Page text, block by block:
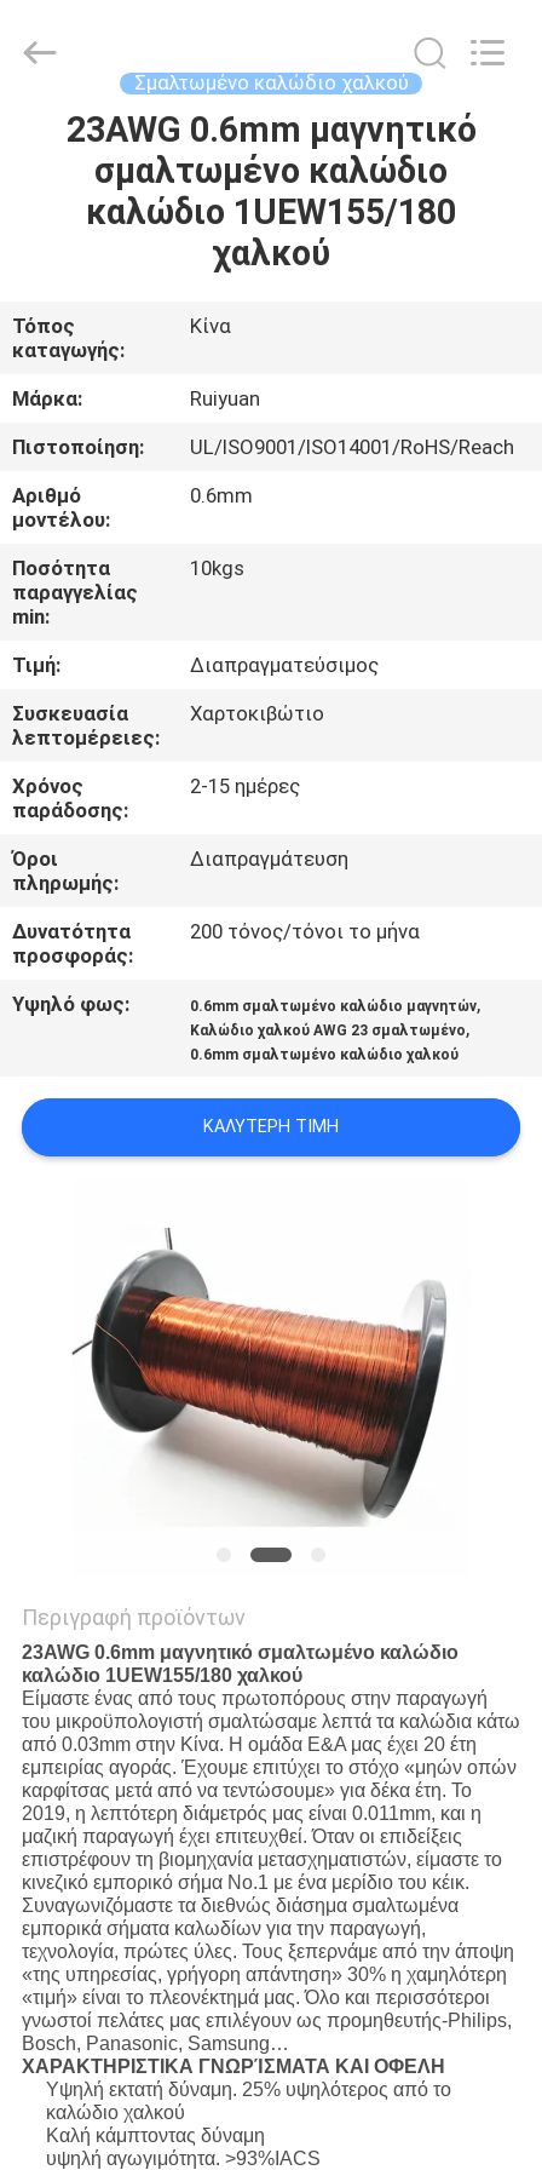
ΣΠΊΤΙ
ΠΡΟΪΌΝΤΑ
ΠΕΡΊΠΟΥ
ΕΜΕΊΣ
ΓΎΡΟΣ
ΕΡΓΟΣΤΑΣΊΩΝ
ΠΟΙΟΤΙΚΌΣ
ΜΑΣ
ΕΛΆΤΕ
ΣΕ
ΕΠΑΦΉ
ΜΕ
ΕΙΔΉΣΕΙΣ
ΑΠΌΣΠΑΣΜΑ
PRIVACY
POLICY
Material
Co,.Ltd.
Σμαλτωμένο καλώδιο χαλκού
23AWG 0.6mm μαγνητικό
σμαλτωμένο καλώδιο
καλώδιο 1UEW155/180
χαλκού
Τόπος
καταγωγής:
Κίνα
Μάρκα:
Ruiyuan
Πιστοποίηση:
UL/ISO9001/ISO14001/RoHS/Reach
Αριθμό
μοντέλου:
0.6mm
Ποσότητα
παραγγελίας
min:
10kgs
Τιμή:
Διαπραγματεύσιμος
Συσκευασία
λεπτομέρειες:
Χαρτοκιβώτιο
Χρόνος
παράδοσης:
2-15 ημέρες
Όροι
πληρωμής:
Διαπραγμάτευση
Δυνατότητα
προσφοράς:
200 τόνος/τόνοι το μήνα
Υψηλό φως: 0.6mm σμαλτωμένο καλώδιο μαγνητών,
Καλώδιο χαλκού AWG 23 σμαλτωμένο,
0.6mm σμαλτωμένο καλώδιο χαλκού
ΚΑΛΎΤΕΡΗ ΤΙΜΉ
Περιγραφή προϊόντων
23AWG 0.6mm μαγνητικό σμαλτωμένο καλώδιο
καλώδιο 1UEW155/180 χαλκού
Είμαστε ένας από τους πρωτοπόρους στην παραγωγή
του μικροϋπολογιστή σμαλτώσαμε λεπτά τα καλώδια κάτω
από 0.03mm στην Κίνα. Η ομάδα Ε&Α μας έχει 20 έτη
εμπειρίας αγοράς. Έχουμε επιτύχει το στόχο «μηών οπών
καρφίτσας μετά από να τεντώσουμε» για δέκα έτη. Το
2019, η λεπτότερη διάμετρός μας είναι 0.011mm, και η
μαζική παραγωγή έχει επιτευχθεί. Όταν οι επιδείξεις
επιστρέφουν τη βιομηχανία μετασχηματιστών, είμαστε το
κινεζικό εμπορικό σήμα No.1 με ένα μερίδιο του κέικ.
Συναγωνιζόμαστε τα διεθνώς διάσημα σμαλτωμένα
εμπορικά σήματα καλωδίων για την παραγωγή,
τεχνολογία, πρώτες ύλες. Τους ξεπερνάμε από την άποψη
«της υπηρεσίας, γρήγορη απάντηση» 30% η χαμηλότερη
«τιμή» είναι το πλεονέκτημά μας. Όλο και περισσότεροι
γνωστοί πελάτες μας επιλέγουν ως προμηθευτής-Philips,
Bosch, Panasonic, Samsung…
ΧΑΡΑΚΤΗΡΙΣΤΙΚΑ ΓΝΩΡΊΣΜΑΤΑ ΚΑΙ ΟΦΕΛΗ
Υψηλή εκτατή δύναμη. 25% υψηλότερος από το
καλώδιο χαλκού
Καλή κάμπτοντας δύναμη
υψηλή αγωγιμότητα. >93%IACS